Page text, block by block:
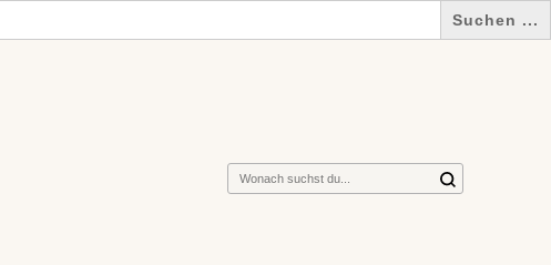
Suchst